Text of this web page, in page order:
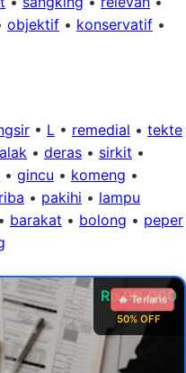
objektif • konservatif •
• L • remedial • tekte
• deras • sirkit •
• gincu • komeng •
• pakihi • lampu
• barakat • bolong • peper
Rp 99.000
50% OFF
🔥 Terlaris